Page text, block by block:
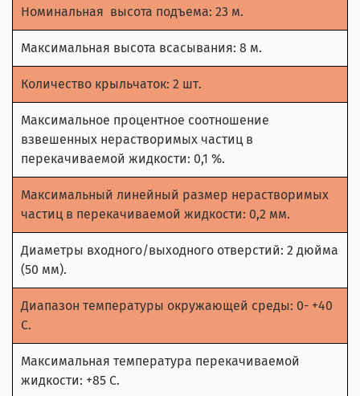
Номинальная высота подъема: 23 м.
Максимальная высота всасывания: 8 м.
Количество крыльчаток: 2 шт.
Максимальное процентное соотношение
взвешенных нерастворимых частиц в
перекачиваемой жидкости: 0,1 %.
Максимальный линейный размер нерастворимых
частиц в перекачиваемой жидкости: 0,2 мм.
Диаметры входного/выходного отверстий: 2 дюйма
(50 мм).
Диапазон температуры окружающей среды: 0- +40
С.
Максимальная температура перекачиваемой
жидкости: +85 С.